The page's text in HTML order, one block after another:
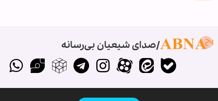
صدای شیعیان بی‌رسانه